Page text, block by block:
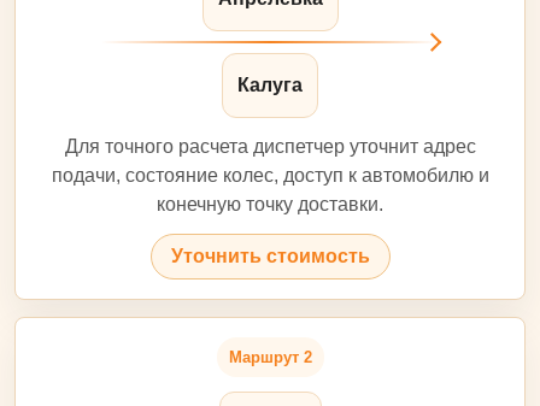
Калуга
Для точного расчета диспетчер уточнит адрес
подачи, состояние колес, доступ к автомобилю и
конечную точку доставки.
Уточнить стоимость
Маршрут 2